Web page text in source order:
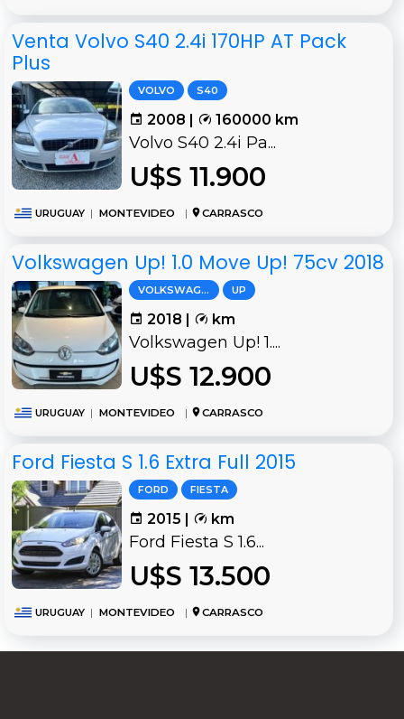
Venta Volvo S40 2.4i 170HP AT Pack
Plus
VOLVO S40
2008 | 160000 km
Volvo S40 2.4i Pa...
U$S 11.900
URUGUAY | MONTEVIDEO | CARRASCO
Volkswagen Up! 1.0 Move Up! 75cv 2018
VOLKSWAGEN UP
2018 | km
Volkswagen Up! 1....
U$S 12.900
URUGUAY | MONTEVIDEO | CARRASCO
Ford Fiesta S 1.6 Extra Full 2015
FORD FIESTA
2015 | km
Ford Fiesta S 1.6...
U$S 13.500
URUGUAY | MONTEVIDEO | CARRASCO